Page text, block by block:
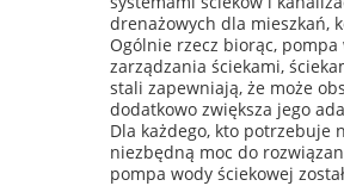
drenażowych dla mieszkań,
Ogólnie rzecz biorąc,
zarządzania ściekami,
stali zapewniają, że może
dodatkowo zwiększa jego
Dla każdego, kto potrzebuje
niezbędną moc do
pompa wody ściekowej